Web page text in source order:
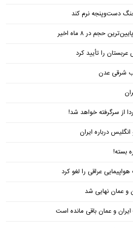
دست‌و‌پنجه نرم کند
حجم در ۸ ماه اخیر
را تأیید کرد
شرقی عدن
از سرگرفته خواهد شد!
درباره ایران
بسته!
عراقی را لغو کرد
و عمان نهایی شد
و عمان باقی مانده است